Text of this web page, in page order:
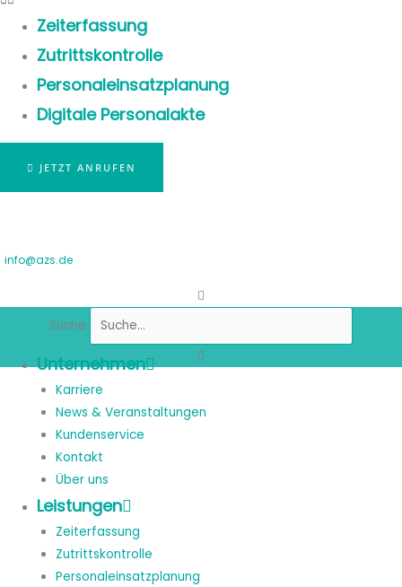
Zeiterfassung
Zutrittskontrolle
Personaleinsatzplanung
Digitale Personalakte
JETZT ANRUFEN
info@azs.de
Suche
Unternehmen
Karriere
News & Veranstaltungen
Kundenservice
Kontakt
Über uns
Leistungen
Zeiterfassung
Zutrittskontrolle
Personaleinsatzplanung